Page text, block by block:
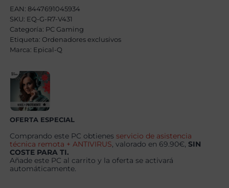
Ryzen
7
5800X3D,
32GB,
1TB
SSD
NVME
RTX
5060Ti
8GB
+
Windows
11
Pro
EAN:8447691045934
SKU: EQ-G-R7-V431
Categoría: PC Gaming
Etiqueta: Ordenadores exclusivos
Marca: Epical-Q
OFERTA ESPECIAL
Comprando este PC obtienes servicio de asistencia
técnica remota + ANTIVIRUS, valorado en 69.90€,SIN
COSTE PARA TI.
Añade este PC al carrito y la oferta se activará
automáticamente.